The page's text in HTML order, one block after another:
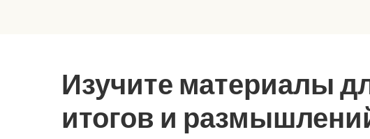
Изучите материалы
итогов и